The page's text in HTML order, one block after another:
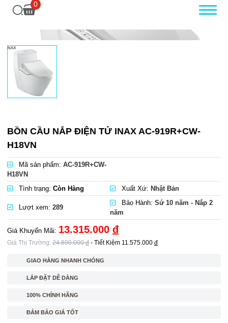
0
BỒN CẦU NẮP ĐIỆN TỬ INAX AC-919R+CW-
H18VN
Mã sản phẩm: AC-919R+CW-
H18VN
Tình trạng: Còn Hàng Xuất Xứ: Nhật Bản
Lượt xem: 289
Bảo Hành: Sứ 10 năm - Nắp 2
năm
Giá Khuyến Mãi: 13.315.000 đ
Giá Thị Trường: 24.890.000đ - Tiết Kiệm 11.575.000 đ
GIAO HÀNG NHANH CHÓNG
LẮP ĐẶT DỄ DÀNG
100% CHÍNH HÃNG
ĐẢM BẢO GIÁ TỐT